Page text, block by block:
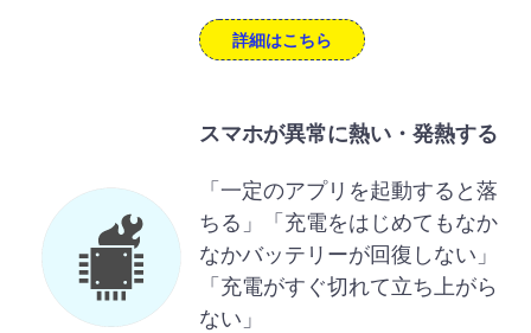
詳細はこちら
スマホが異常に熱い・発熱する
「一定のアプリを起動すると落
ちる」「充電をはじめてもなか
なかバッテリーが回復しない」
「充電がすぐ切れて立ち上がら
ない」